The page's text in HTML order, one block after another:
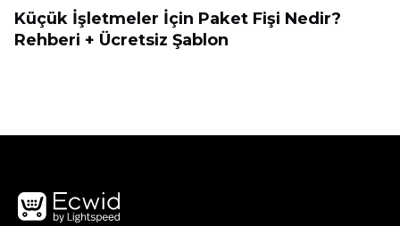
Küçük İşletmeler İçin Paket Fişi Nedir?
Rehberi + Ücretsiz Şablon